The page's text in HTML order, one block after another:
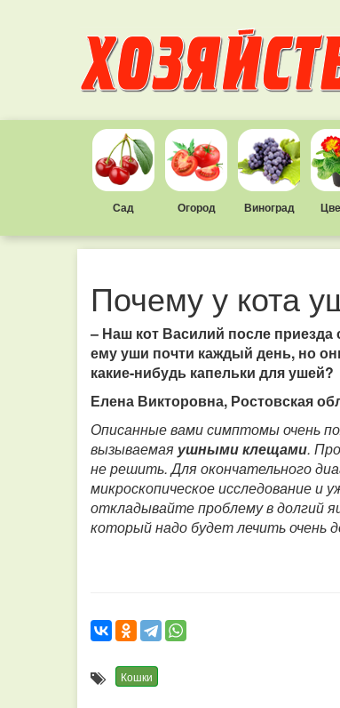
Сад Огород Виноград
Почему у кота
– Наш кот Василий после приезда
ему уши почти каждый день, но
какие-нибудь капельки для ушей?
Елена Викторовна, Ростовская
Описанные вами симптомы очень
вызываемая ушными клещами.
не решить. Для окончательного
микроскопическое исследование и
откладывайте проблему в долгий
который надо будет лечить очень
Кошки